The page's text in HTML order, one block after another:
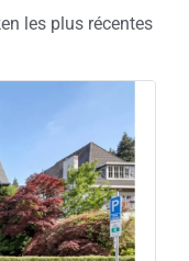
les plus récentes